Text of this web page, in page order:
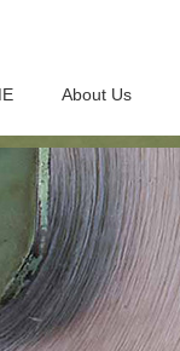
About Us